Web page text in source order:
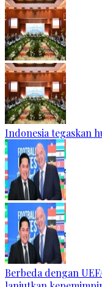
Indonesia tegaskan
Berbeda dengan